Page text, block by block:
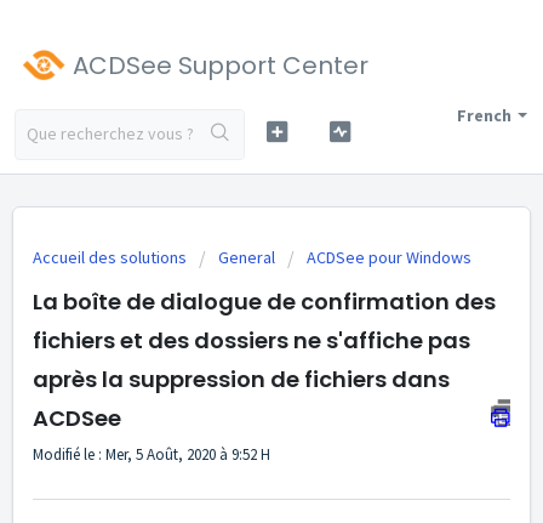
ACDSee Support Center
French
Accueil des solutions General ACDSee pour Windows
La boîte de dialogue de confirmation des
fichiers et des dossiers ne s'affiche pas
après la suppression de fichiers dans
ACDSee
Modifié le : Mer, 5 Août, 2020 à 9:52 H